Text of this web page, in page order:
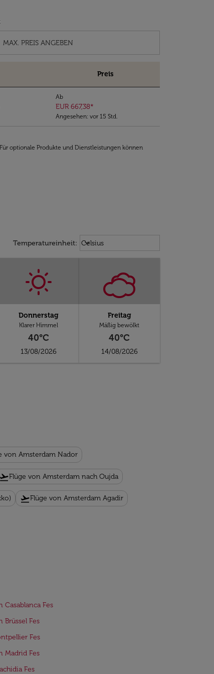
Preis
Ab
EUR 667,38*
Angesehen: vor 15 Std.
optionale Produkte und Dienstleistungen können
Temperatureinheit: Weather unit option Celsius
Celsius
keyboard_arrow_down
Donnerstag
Klarer Himmel
40°C
13/08/2026
Freitag
Mäßig bewölkt
40°C
14/08/2026
von Amsterdam Nador
flight_takeoffFlüge von Amsterdam nach Oujda
flight_takeoffFlüge von Amsterdam Agadir
Casablanca Fes
Brüssel Fes
Fes
Madrid Fes
Fes